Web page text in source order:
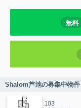
無料
Shalom芦池の募集中物件
103